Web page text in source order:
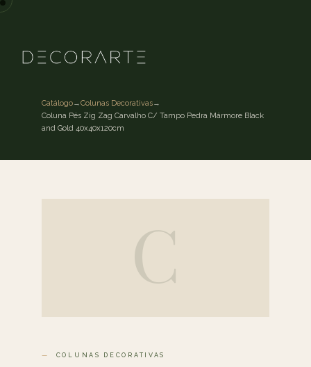
Catálogo→Colunas Decorativas→
Coluna Pés Zig Zag Carvalho C/ Tampo Pedra Mármore Black
and Gold 40x40x120cm
C
COLUNAS DECORATIVAS